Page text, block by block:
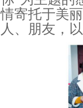
情寄托于美
人、朋友，